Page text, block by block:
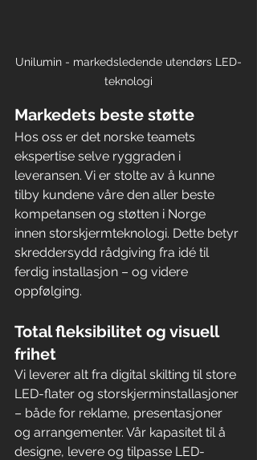
Unilumin - markedsledende utendørs LED-
teknologi
Markedets beste støtte
Hos oss er det norske teamets
ekspertise selve ryggraden i
leveransen. Vi er stolte av å kunne
tilby kundene våre den aller beste
kompetansen og støtten i Norge
innen storskjermteknologi. Dette betyr
skreddersydd rådgiving fra idé til
ferdig installasjon – og videre
oppfølging.
Total fleksibilitet og visuell
frihet
Vi leverer alt fra digital skilting til store
LED-flater og storskjerminstallasjoner
– både for reklame, presentasjoner
og arrangementer. Vår kapasitet til å
designe, levere og tilpasse LED-